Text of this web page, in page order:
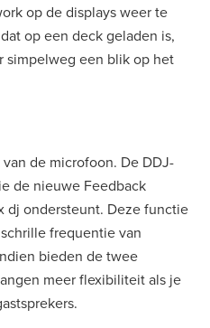
op de displays weer te
op een deck geladen is,
een blik op het
de microfoon. De DDJ-
de nieuwe Feedback
dj ondersteunt. Deze functie
frequentie van
bieden de twee
meer flexibiliteit als je
en gastsprekers.